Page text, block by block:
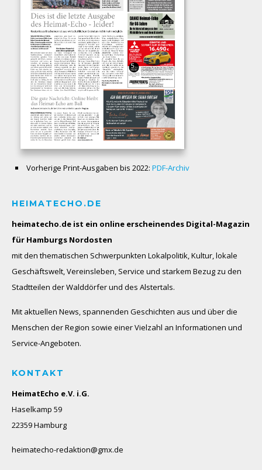
Vorherige Print-Ausgaben bis 2022: PDF-Archiv
HEIMATECHO.DE
heimatecho.de ist ein online erscheinendes Digital-Magazin
für Hamburgs Nordosten
mit den thematischen Schwerpunkten Lokalpolitik, Kultur, lokale
Geschäftswelt, Vereinsleben, Service und starkem Bezug zu den
Stadtteilen der Walddörfer und des Alstertals.
Mit aktuellen News, spannenden Geschichten aus und über die
Menschen der Region sowie einer Vielzahl an Informationen und
Service-Angeboten.
KONTAKT
HeimatEcho e.V. i.G.
Haselkamp 59
22359 Hamburg
heimatecho-redaktion@gmx.de